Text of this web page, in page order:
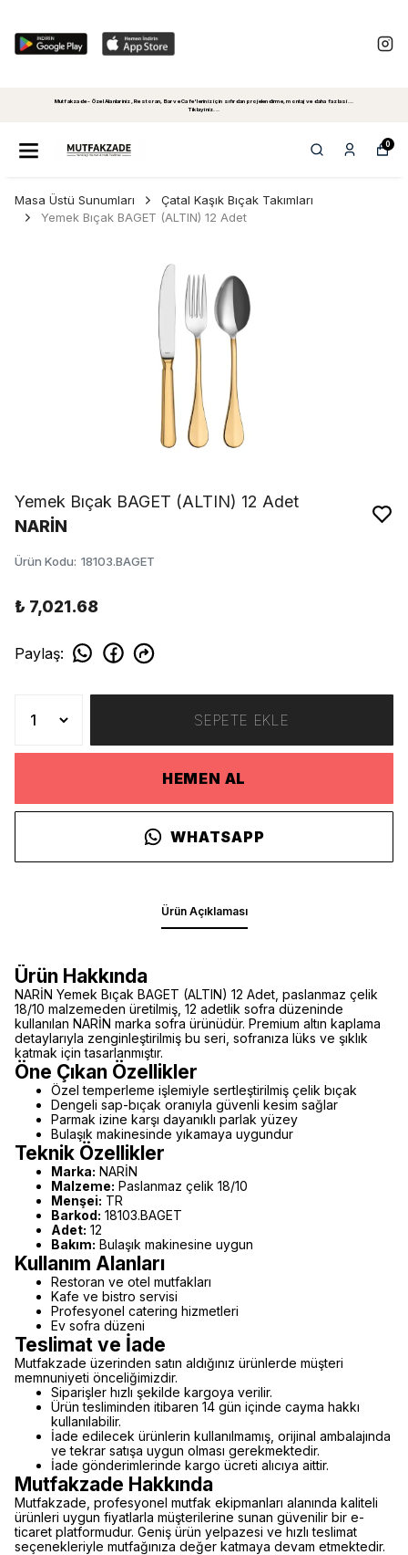
Mutfakzade - Özel Alanlariniz, Restoran, Bar ve Cafe'leriniz için sıfırdan projelendirme, montaj ve daha fazlasi...
Tiklayiniz...
0
Masa Üstü Sunumları
Çatal Kaşık Bıçak Takımları
Yemek Bıçak BAGET (ALTIN) 12 Adet
Yemek Bıçak BAGET (ALTIN) 12 Adet
NARİN
Ürün Kodu: 18103.BAGET
₺ 7,021.68
Paylaş:
SEPETE EKLE
HEMEN AL
WHATSAPP
Ürün Açıklaması
Ürün Hakkında
NARİN Yemek Bıçak BAGET (ALTIN) 12 Adet, paslanmaz çelik
18/10 malzemeden üretilmiş, 12 adetlik sofra düzeninde
kullanılan NARİN marka sofra ürünüdür. Premium altın kaplama
detaylarıyla zenginleştirilmiş bu seri, sofranıza lüks ve şıklık
katmak için tasarlanmıştır.
Öne Çıkan Özellikler
Özel temperleme işlemiyle sertleştirilmiş çelik bıçak
Dengeli sap-bıçak oranıyla güvenli kesim sağlar
Parmak izine karşı dayanıklı parlak yüzey
Bulaşık makinesinde yıkamaya uygundur
Teknik Özellikler
Marka: NARİN
Malzeme: Paslanmaz çelik 18/10
Menşei: TR
Barkod: 18103.BAGET
Adet: 12
Bakım: Bulaşık makinesine uygun
Kullanım Alanları
Restoran ve otel mutfakları
Kafe ve bistro servisi
Profesyonel catering hizmetleri
Ev sofra düzeni
Teslimat ve İade
Mutfakzade üzerinden satın aldığınız ürünlerde müşteri
memnuniyeti önceliğimizdir.
Siparişler hızlı şekilde kargoya verilir.
Ürün tesliminden itibaren 14 gün içinde cayma hakkı
kullanılabilir.
İade edilecek ürünlerin kullanılmamış, orijinal ambalajında
ve tekrar satışa uygun olması gerekmektedir.
İade gönderimlerinde kargo ücreti alıcıya aittir.
Mutfakzade Hakkında
Mutfakzade, profesyonel mutfak ekipmanları alanında kaliteli
ürünleri uygun fiyatlarla müşterilerine sunan güvenilir bir e-
ticaret platformudur. Geniş ürün yelpazesi ve hızlı teslimat
seçenekleriyle mutfağınıza değer katmaya devam etmektedir.